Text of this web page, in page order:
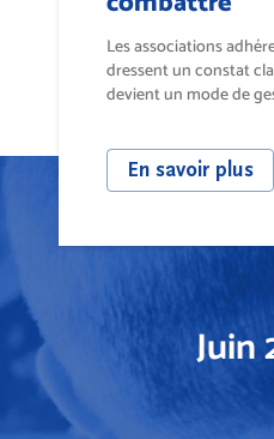
Les associations
dressent un constat
devient un mode de
En savoir plus
Juin